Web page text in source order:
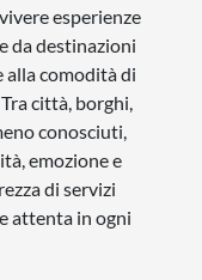
esperienze
da destinazioni
alla comodità di
città, borghi,
conosciuti,
emozione e
di servizi
attenta in ogni